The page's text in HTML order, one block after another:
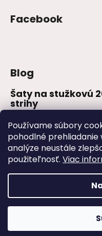
Používame súbory
pohodlné
analýze neustále
použiteľnosť. Viac
Facebook
Blog
Šaty na stužkovú
strihy
na svadbách
Svadby – tipy,